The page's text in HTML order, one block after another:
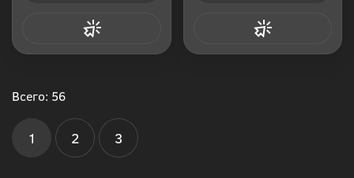
Всего: 56
1 2 3